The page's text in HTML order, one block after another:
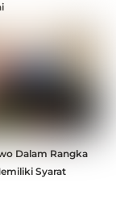
Dalam Rangka
Syarat